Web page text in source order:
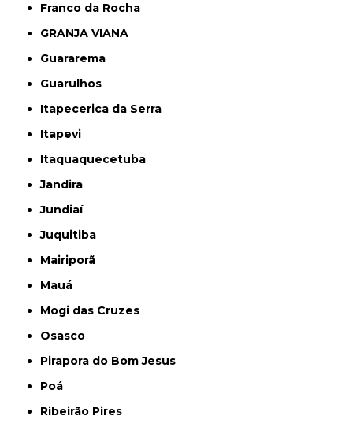
Franco da Rocha
GRANJA VIANA
Guararema
Guarulhos
Itapecerica da Serra
Itapevi
Itaquaquecetuba
Jandira
Jundiaí
Juquitiba
Mairiporã
Mauá
Mogi das Cruzes
Osasco
Pirapora do Bom Jesus
Poá
Ribeirão Pires